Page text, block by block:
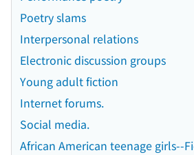
Poetry slams
Interpersonal relations
Electronic discussion groups
Young adult fiction
Internet forums.
Social media.
African American teenage girls--